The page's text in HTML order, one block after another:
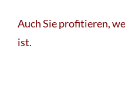
Auch Sie profitieren,
ist.